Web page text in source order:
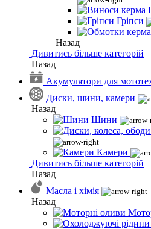
Гріпси
Назад
Дивитись більше категорій
Назад
Акумулятори для
Диски, шини, камери
Назад
Шини
Камери
Дивитись більше категорій
Назад
Масла і хімія
Назад